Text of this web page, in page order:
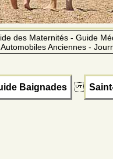
des Maternités - Guide
Anciennes -
Baignades